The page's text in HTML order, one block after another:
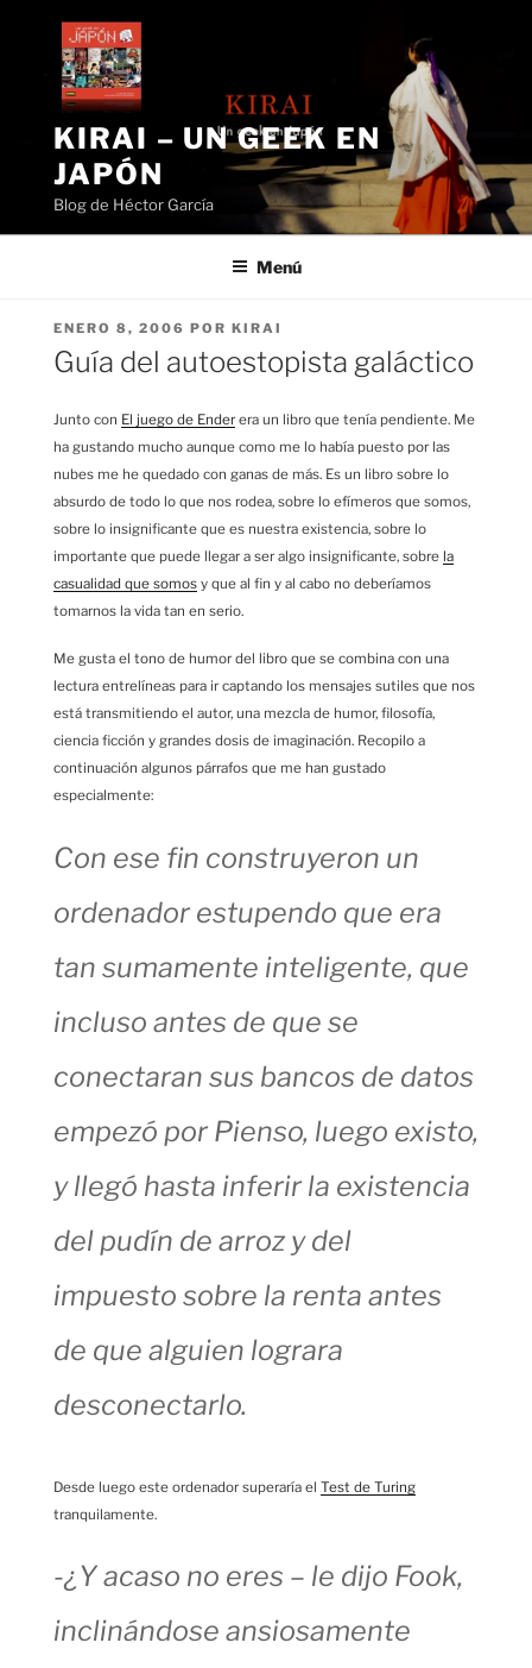
contenido
KIRAI – UN GEEK EN
JAPÓN
Blog de Héctor García
Menú
PUBLICADO
EL
ENERO 8, 2006 POR KIRAI
Guía del autoestopista galáctico
Junto con El juego de Enderera un libro que tenía pendiente. Me
ha gustando mucho aunque como me lo había puesto por las
nubes me he quedado con ganas de más. Es un libro sobre lo
absurdo de todo lo que nos rodea, sobre lo efímeros que somos,
sobre lo insignificante que es nuestra existencia, sobre lo
importante que puede llegar a ser algo insignificante, sobre la
casualidad que somos y que al fin y al cabo no deberíamos
tomarnos la vida tan en serio.
Me gusta el tono de humor del libro que se combina con una
lectura entrelíneas para ir captando los mensajes sutiles que nos
está transmitiendo el autor, una mezcla de humor, filosofía,
ciencia ficción y grandes dosis de imaginación. Recopilo a
continuación algunos párrafos que me han gustado
especialmente:
Con ese fin construyeron un
ordenador estupendo que era
tan sumamente inteligente, que
incluso antes de que se
conectaran sus bancos de datos
empezó por Pienso, luego existo,
y llegó hasta inferir la existencia
del pudín de arroz y del
impuesto sobre la renta antes
de que alguien lograra
desconectarlo.
Desde luego este ordenador superaría el Test de Turing
tranquilamente.
-¿Y acaso no eres – le dijo Fook,
inclinándose ansiosamente